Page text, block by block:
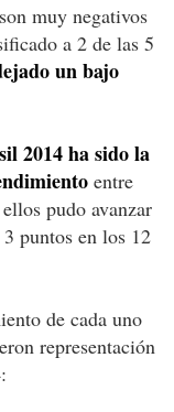
muy negativos
a 2 de las 5
un bajo
2014 ha sido la
entre
pudo avanzar
puntos en los 12
de cada uno
representación